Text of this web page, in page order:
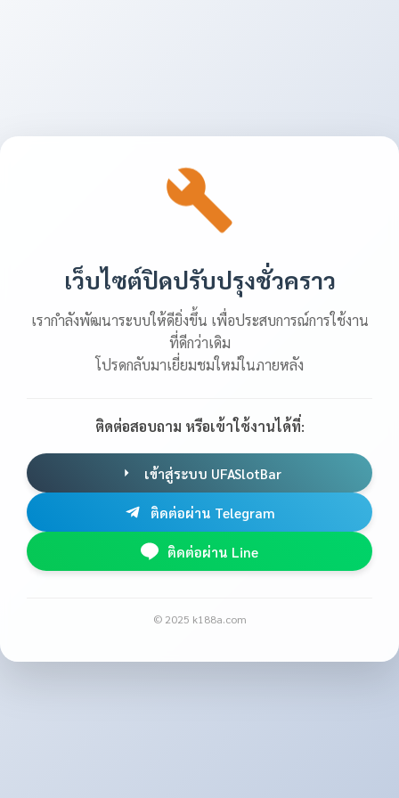
เว็บไซต์ปิดปรับปรุงชั่วคราว
เรากำลังพัฒนาระบบให้ดียิ่งขึ้น เพื่อประสบการณ์การใช้งาน
ที่ดีกว่าเดิม
โปรดกลับมาเยี่ยมชมใหม่ในภายหลัง
ติดต่อสอบถาม หรือเข้าใช้งานได้ที่:
เข้าสู่ระบบ UFASlotBar
ติดต่อผ่าน Telegram
ติดต่อผ่าน Line
© 2025 k188a.com